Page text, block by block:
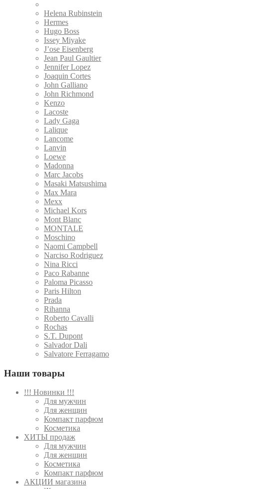
Helena Rubinstein
Hermes
Hugo Boss
Issey Miyake
J’ose Eisenberg
Jean Paul Gaultier
Jennifer Lopez
Joaquin Cortes
John Galliano
John Richmond
Kenzo
Lacoste
Lady Gaga
Lalique
Lancome
Lanvin
Loewe
Madonna
Marc Jacobs
Masaki Matsushima
Max Mara
Mexx
Michael Kors
Mont Blanc
MONTALE
Moschino
Naomi Campbell
Narciso Rodriguez
Nina Ricci
Paco Rabanne
Paloma Picasso
Paris Hilton
Prada
Rihanna
Roberto Cavalli
Rochas
S.T. Dupont
Salvador Dali
Salvatore Ferragamo
Наши товары
!!! Новинки !!!
Для мужчин
Для женщин
Компакт парфюм
Косметика
ХИТЫ продаж
Для мужчин
Для женщин
Косметика
Компакт парфюм
АКЦИИ магазина